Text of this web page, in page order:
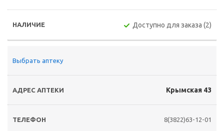
Доступно для заказа (2)
Выбрать аптеку
Крымская 43
8(3822)63-12-01